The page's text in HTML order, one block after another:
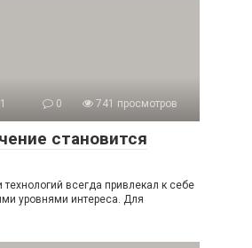
0 741 просмотров
становится
технологий всегда привлекал к себе
уровнями интереса. Для